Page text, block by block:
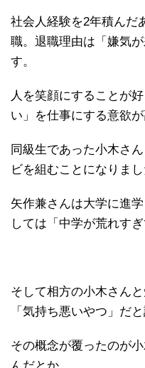
社会人経験を2年積んだ
職。退職理由は「嫌気
す。
人を笑顔にすることが
い」を仕事にする意欲が
同級生であった小木さ
ビを組むことになりまし
矢作兼さんは大学に進
しては「中学が荒れす
そして相方の小木さん
「気持ち悪いやつ」だ
その概念が覆ったのが